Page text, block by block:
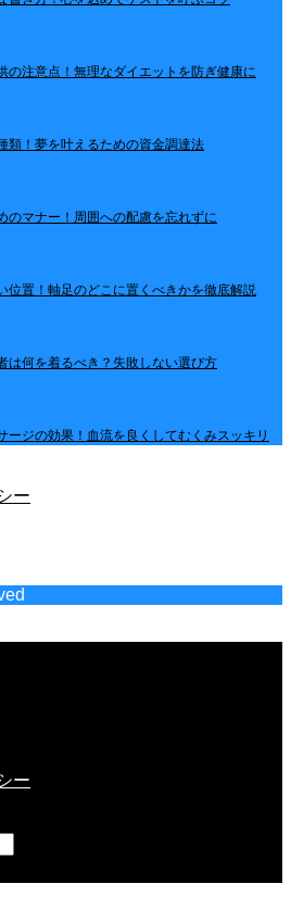
の注意点！無理なダイエットを防ぎ健康に
類！夢を叶えるための資金調達法
のマナー！周囲への配慮を忘れずに
位置！軸足のどこに置くべきかを徹底解説
は何を着るべき？失敗しない選び方
ージの効果！血流を良くしてむくみスッキリ
ー
ー